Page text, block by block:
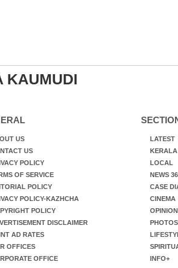
KAUMUDI
US
US
POLICY
OF SERVICE
POLICY
POLICY-KAZHCHA
POLICY
DISCLAIMER
AD RATES
OFFICES
OFFICE
LATEST
KERALA
LOCAL
NEWS
CASE
CINEMA
OPINION
PHOTOS
INFO+